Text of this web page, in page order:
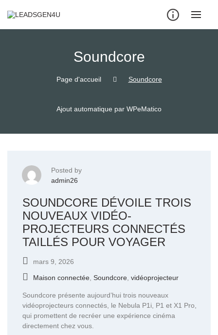
Soundcore
Page d'accueil Soundcore
Ajout automatique par WPeMatico
Posted by
admin26
SOUNDCORE DÉVOILE TROIS
NOUVEAUX VIDÉO-
PROJECTEURS CONNECTÉS
TAILLÉS POUR VOYAGER
mars 9, 2026
Maison connectée Soundcore vidéoprojecteur
Soundcore présente aujourd’hui trois nouveaux
vidéoprojecteurs connectés, le Nebula P1i, P1 et X1 Pro,
qui promettent de recréer une expérience cinéma
directement chez vous.